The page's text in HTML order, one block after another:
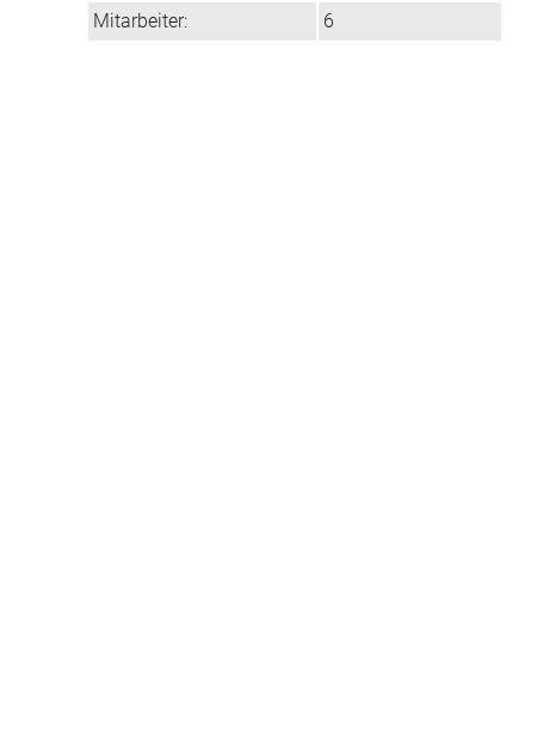
Mitarbeiter:
6